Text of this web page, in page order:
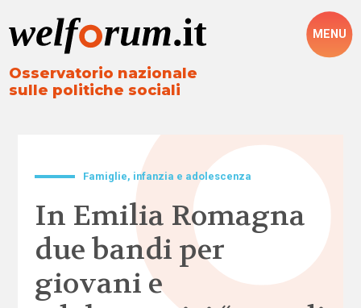
Osservatorio nazionale
sulle politiche sociali
MENU
Famiglie, infanzia e adolescenza
In Emilia Romagna
due bandi per
giovani e